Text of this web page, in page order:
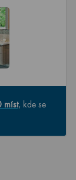
míst, kde se